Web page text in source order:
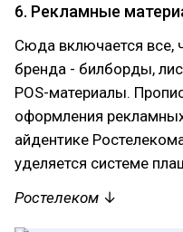
6. Рекламные
Сюда включается все,
бренда - билборды,
POS-материалы.
оформления
айдентике
уделяется системе
Ростелеком ↓